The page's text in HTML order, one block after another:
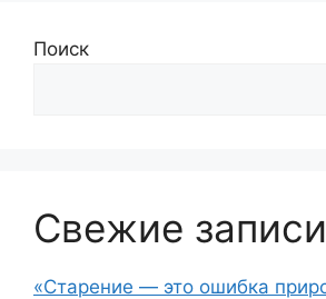
Поиск
Свежие записи
«Старение — это ошибка